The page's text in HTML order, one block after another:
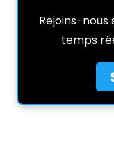
Rejoins-nous
temps